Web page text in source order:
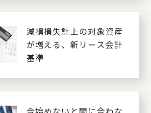
減損損失計上の対象資産
が増える、新リース会計
基準